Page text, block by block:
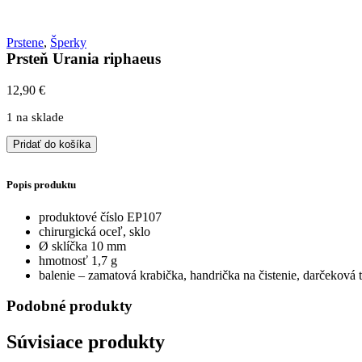
Prstene, Šperky
Prsteň Urania riphaeus
12,90 €
1 na sklade
množstvo
Prsteň
riphaeus
Pridať do košíka
Popis produktu
produktové číslo EP107
chirurgická oceľ, sklo
Ø sklíčka 10 mm
hmotnosť 1,7 g
balenie – zamatová krabička, handrička na čistenie, darčeková
Podobné produkty
Súvisiace produkty